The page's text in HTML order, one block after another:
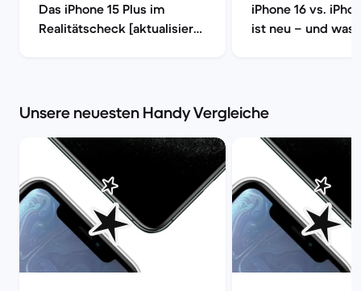
Das iPhone 15 Plus im
Realitätscheck [aktualisiert]
iPhone 16 vs.
ist neu – und was
Unsere neuesten Handy Vergleiche